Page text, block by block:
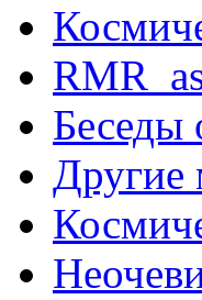
Беседы